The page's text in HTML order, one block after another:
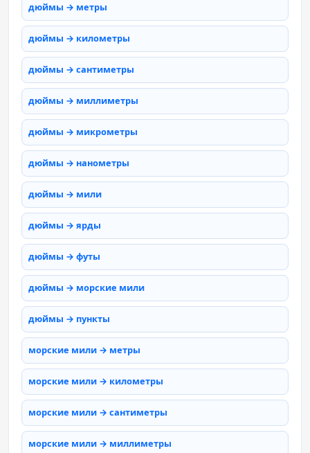
дюймы → метры
дюймы → километры
дюймы → сантиметры
дюймы → миллиметры
дюймы → микрометры
дюймы → нанометры
дюймы → мили
дюймы → ярды
дюймы → футы
дюймы → морские мили
дюймы → пункты
морские мили → метры
морские мили → километры
морские мили → сантиметры
морские мили → миллиметры